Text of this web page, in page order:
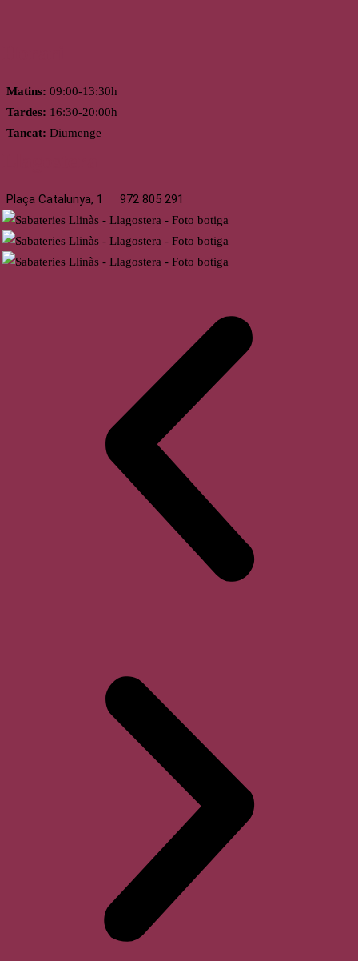
Matins: 09:00-13:30h
Tardes: 16:30-20:00h
Tancat: Diumenge
Plaça Catalunya, 1 972 805 291